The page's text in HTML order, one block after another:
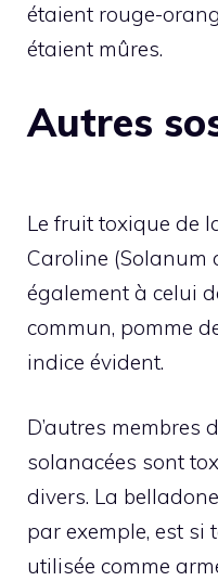
étaient rouge-
étaient mûres.
Autres
Le fruit toxique de
Caroline (Solanum
également à celui
commun, pomme
indice évident.
D’autres membres
solanacées sont
divers. La
par exemple, est si
utilisée comme